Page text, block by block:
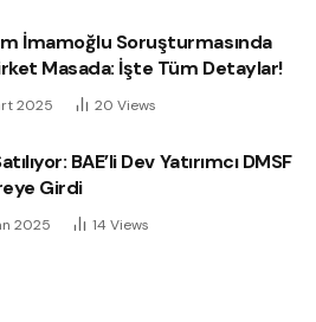
İmamoğlu Soruşturmasında
Masada: İşte Tüm Detaylar!
2025 20 Views
BAE’li Dev Yatırımcı DMSF
Girdi
2025 14 Views